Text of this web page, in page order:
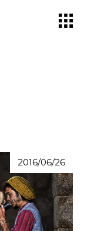
2016/06/26